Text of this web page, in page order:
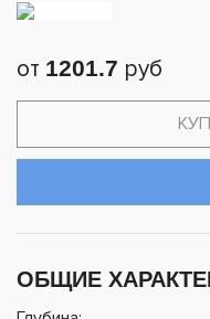
от 1201.7 руб
ОБЩИЕ